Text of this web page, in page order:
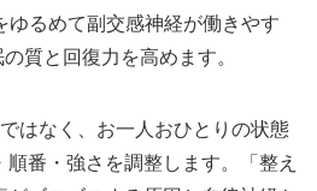
ゆるめて副交感神経が働きやす
質と回復力を高めます。
はなく、お一人おひとりの状態
番・強さを調整します。「整え